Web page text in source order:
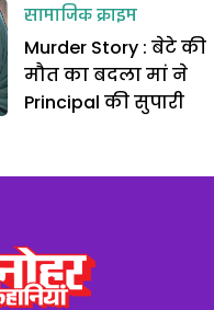
सामाजिक क्राइम
Murder Story : बेटे की
मौत का बदला मां ने
Principal की सुपारी